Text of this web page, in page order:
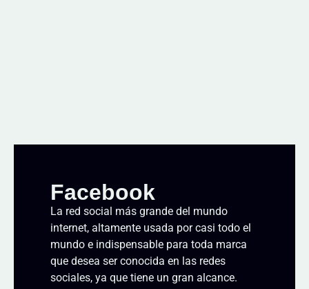
Facebook
La red social más grande del mundo
internet, altamente usada por casi todo el
mundo e indispensable para toda marca
que desea ser conocida en las redes
sociales, ya que tiene un gran alcance.